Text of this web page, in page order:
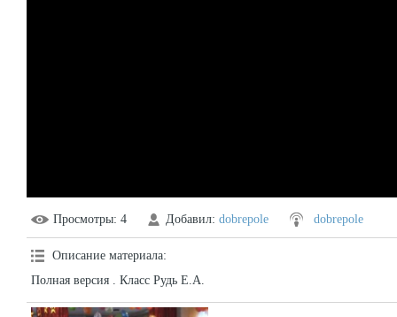
Просмотры: 4 Добавил: dobrepole dobrepole
Описание материала:
Полная версия . Класс Рудь Е.А.